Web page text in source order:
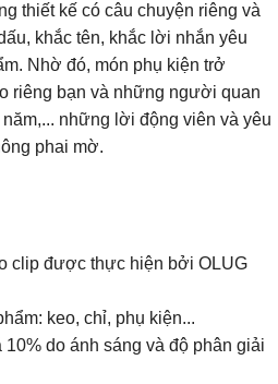
thiết kế có câu chuyện riêng và
khắc tên, khắc lời nhắn yêu
Nhờ đó, món phụ kiện trở
riêng bạn và những người quan
những lời động viên và yêu
phai mờ.
clip được thực hiện bởi OLUG
keo, chỉ, phụ kiện...
do ánh sáng và độ phân giải